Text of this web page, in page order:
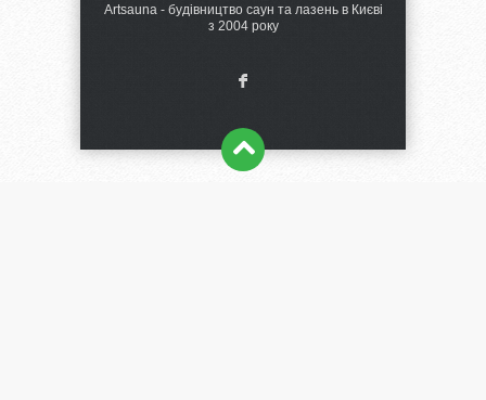
Artsauna - будівництво саун та лазень в Києві
з 2004 року
F